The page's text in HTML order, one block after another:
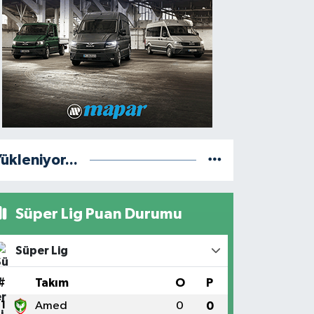
Süper Lig Puan Durumu
Süper Lig
Takım O P
1 Amed 0 0